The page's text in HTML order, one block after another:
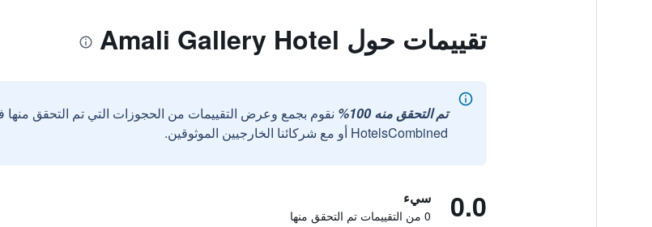
تقييمات حول Amali Gallery Hotel
تم التحقق منه 100%
نقوم بجمع وعرض التقييمات من الحجوزات التي تم التحقق
HotelsCombined أو مع شركائنا الخارجيين الموثوقين.
0.0 سيء
0 من التقييمات تم التحقق منها